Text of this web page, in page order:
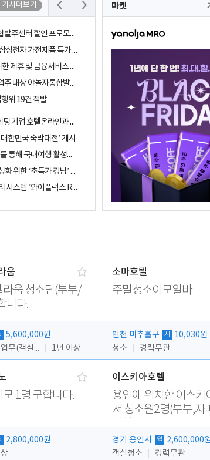
기사더보기
야놀자17주년 기념 야놀자 통합발주센터 할인 프로모션 진행
<야놀자 MRO, 숙박업소 위한 삼성전자 가전제품 특가 개시>
야놀자제휴점 금융혜택제공 위한 제휴 및 금융서비스 게시
야놀자16주년 기념 제휴 숙박업주 대상 야놀자통합발주센터 할인쿠폰 증정
위 19건 적발
야놀자, 아프리카 1위 호텔 마케팅 기업 호텔온라인과 전략적 파트너십 체결
한민국 숙박대전’ 개시
야놀자, ‘썸머 VIP 멤버십’ 출시를 통해 국내여행 활성화에 박차
야놀자, 경남지역 관광산업 활성화 위한 ‘초특가 경남’ 기획전 진행
야놀자, 클라우드 기반 객실관리 시스템 ‘와이플럭스 RMS’ 출시
마켓
움
라움 청소팀(부부/
니다.
5,600,000원
전반적인 청소 업무(객실청소.객실정리)
1년 이상
소마호텔
주말청소이모알바
인천 미추홀구 시
10,030원
청소
경력무관
1명 구합니다.
2,800,000원
이스키아호텔
용인에 위치한 이스키
서 청소원2명(부부,자
경기 용인시 월
2,600,000
객실청소
경력무관